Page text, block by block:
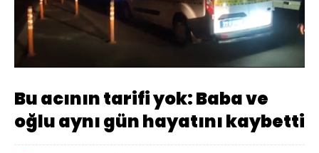
Aç
Yüklendi:
Oynatma
Hızı
Bu acının tarifi yok: Baba ve
oğlu aynı gün hayatını kaybetti